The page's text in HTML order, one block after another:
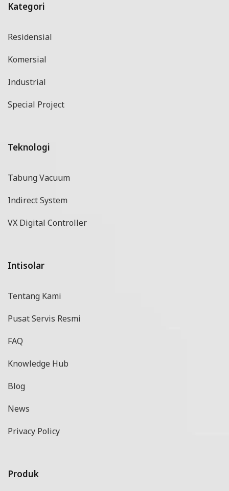
Kategori
Residensial
Komersial
Industrial
Special Project
Teknologi
Tabung Vacuum
Indirect System
VX Digital Controller
Intisolar
Tentang Kami
Pusat Servis Resmi
FAQ
Knowledge Hub
Blog
News
Privacy Policy
Produk